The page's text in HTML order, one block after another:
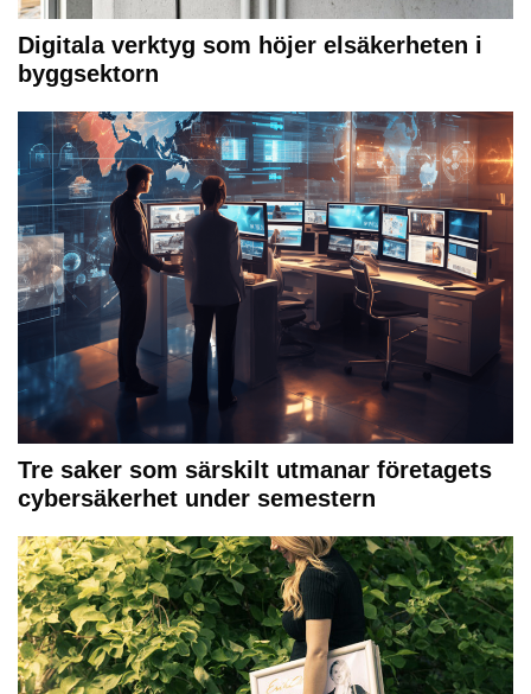
Digitala verktyg som höjer elsäkerheten i
byggsektorn
Tre saker som särskilt utmanar företagets
cybersäkerhet under semestern